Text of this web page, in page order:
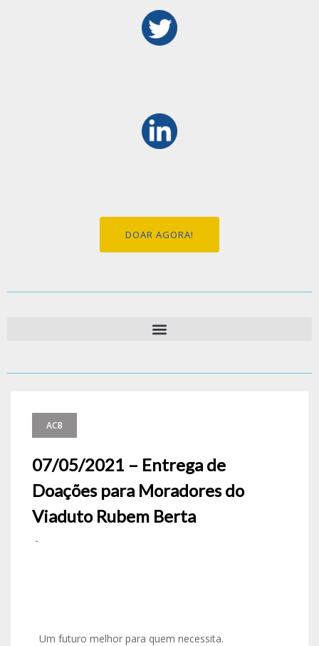
DOAR AGORA!
ACB
07/05/2021 – Entrega de
Doações para Moradores do
Viaduto Rubem Berta
-
Um futuro melhor para quem necessita.